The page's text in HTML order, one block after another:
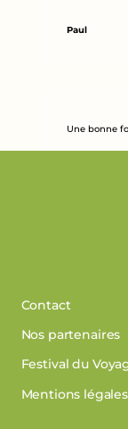
Paul
Une bonne
Contact
Nos partenaires
Festival du
Mentions légales